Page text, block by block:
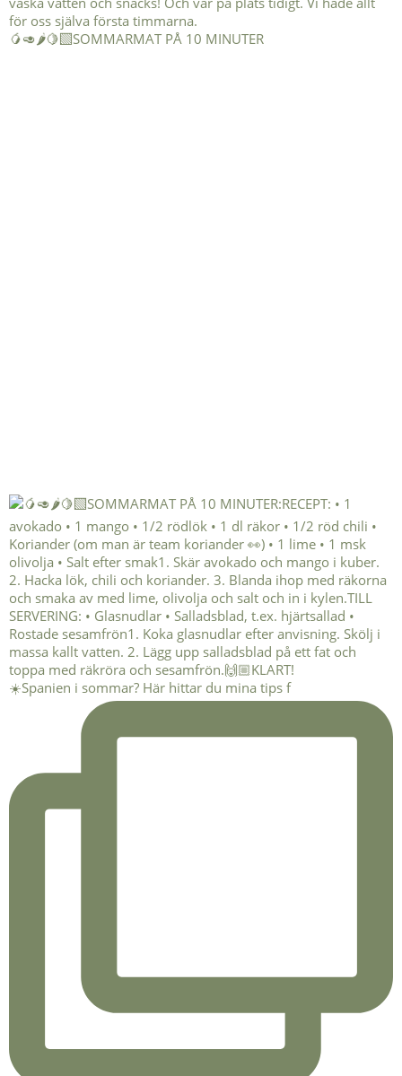
🥭🥑🌶️🍋‍🟩SOMMARMAT PÅ 10 MINUTER
☀️Spanien i sommar? Här hittar du mina tips f